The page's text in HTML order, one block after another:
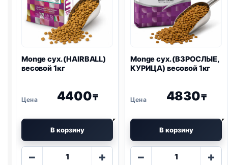
Monge сух. (HAIRBALL)
весовой 1кг
4400₸
В корзину
−
Количество
+
Monge сух. (ВЗРОСЛЫЕ,
КУРИЦА) весовой 1кг
4830₸
В корзину
−
Количество
+